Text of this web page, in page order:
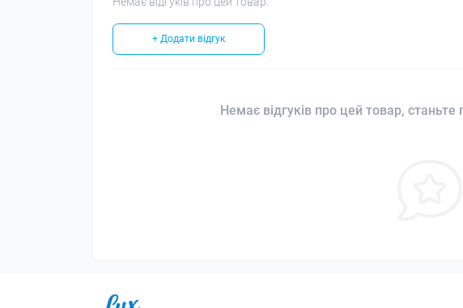
+ Додати відгук
Немає відгуків про цей товар,